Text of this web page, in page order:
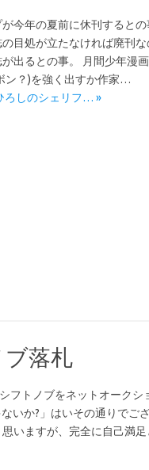
今年の夏前に休刊すると
の目処が立たなければ廃刊
出るとの事。 月間少年漫
ン？)を強く出すか作家…
ろしのシェリフ… »
落札
フトノブをネットオーク
いか?」はいその通りでご
いますが、完全に自己満足